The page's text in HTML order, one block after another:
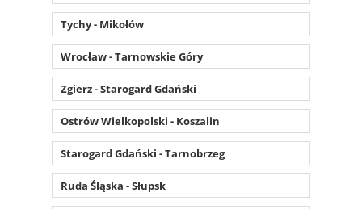
Tychy - Mikołów
Wrocław - Tarnowskie Góry
Zgierz - Starogard Gdański
Ostrów Wielkopolski - Koszalin
Starogard Gdański - Tarnobrzeg
Ruda Śląska - Słupsk